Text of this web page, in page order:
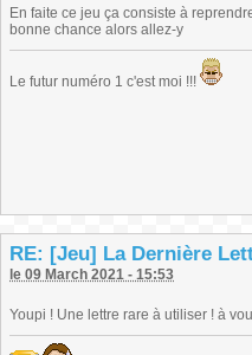
En faite ce jeu ça consiste à
bonne chance alors allez-y
Le futur numéro 1 c'est moi !!!
RE: [Jeu] La Dernière
le 09 March 2021 - 15:53
Youpi ! Une lettre rare à utiliser ! à